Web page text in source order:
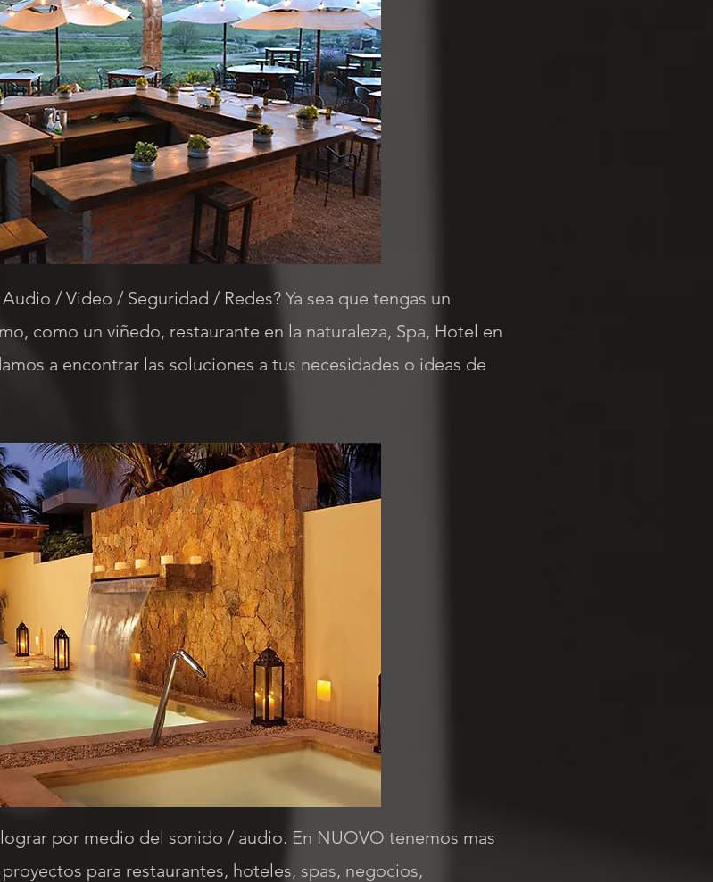
/ Video / Seguridad / Redes? Ya sea que tengas un
como un viñedo, restaurante en la naturaleza, Spa, Hotel en
a encontrar las soluciones a tus necesidades o ideas de
por medio del sonido / audio. En NUOVO tenemos mas
para restaurantes, hoteles, spas, negocios,